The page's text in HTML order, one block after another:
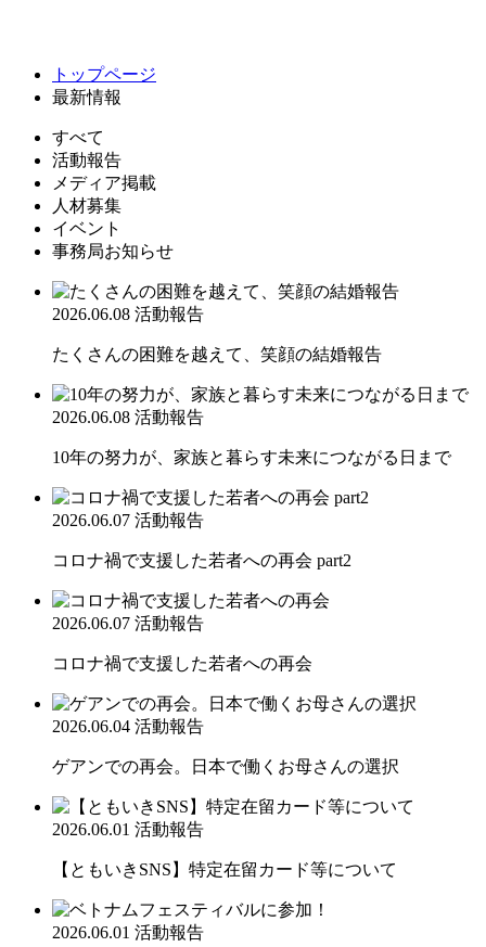
トップページ
最新情報
すべて
活動報告
メディア掲載
人材募集
イベント
事務局お知らせ
2026.06.08 活動報告
たくさんの困難を越えて、笑顔の結婚報告
2026.06.08 活動報告
10年の努力が、家族と暮らす未来につながる日まで
2026.06.07 活動報告
コロナ禍で支援した若者への再会 part2
2026.06.07 活動報告
コロナ禍で支援した若者への再会
2026.06.04 活動報告
ゲアンでの再会。日本で働くお母さんの選択
2026.06.01 活動報告
【ともいきSNS】特定在留カード等について
2026.06.01 活動報告